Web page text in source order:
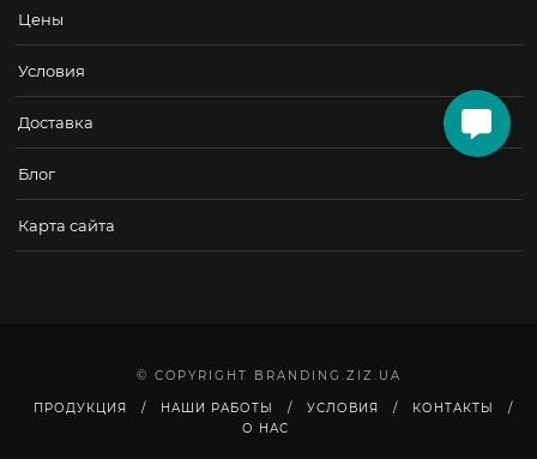
Цены
Условия
Доставка
Блог
Карта сайта
© COPYRIGHT BRANDING.ZIZ.UA
ПРОДУКЦИЯ НАШИ РАБОТЫ УСЛОВИЯ
КОНТАКТЫ
О НАС